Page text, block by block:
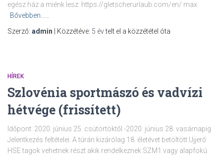
egész ház a miénk lesz: https://gletscherurlaub.com/en/ max.
Bővebben……
Szerző: admin | Közzétéve: 5 évtelt el a közzététel óta
HÍREK
Szlovénia sportmászó és vadvízi
hétvége (frissített)
Időpont: 2020. június 25. csütörtöktől -2020. június 28. vasárnapig
Jelentkezés feltételei: A túrán kizárólag 18. életévet betöltött Ujjerő
HSE tagok vehetnek részt akik rendelkeznek SZM1 vagy alapfokú